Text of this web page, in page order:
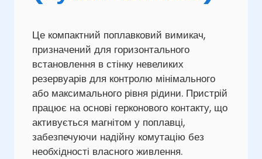
Це компактний поплавковий вимикач,
призначений для горизонтального
встановлення в стінку невеликих
резервуарів для контролю мінімального
або максимального рівня рідини. Пристрій
працює на основі герконового контакту, що
активується магнітом у поплавці,
забезпечуючи надійну комутацію без
необхідності власного живлення.